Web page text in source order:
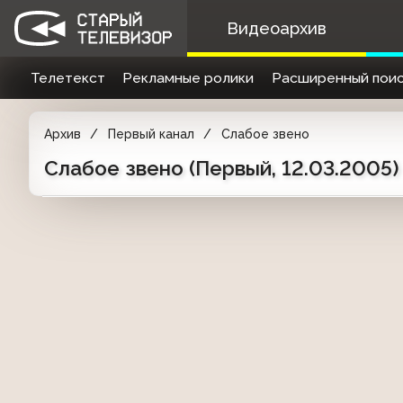
Видеоархив
Телетекст Рекламные ролики Расширенный
Архив Первый канал Слабое звено
Слабое звено (Первый, 12.03.2005)